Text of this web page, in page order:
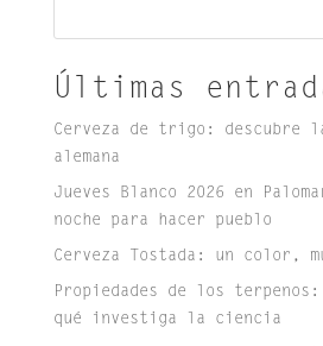
Últimas
Cerveza de trigo: descubre
alemana
Jueves Blanco 2026 en
noche para hacer pueblo
Cerveza Tostada: un color,
Propiedades de los
qué investiga la ciencia